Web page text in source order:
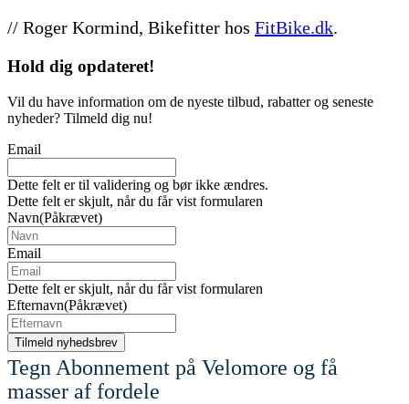
// Roger Kormind, Bikefitter hos FitBike.dk.
Hold dig opdateret!
Vil du have information om de nyeste tilbud, rabatter og seneste
nyheder? Tilmeld dig nu!
Email
Dette felt er til validering og bør ikke ændres.
Dette felt er skjult, når du får vist formularen
Navn(Påkrævet)
Email
Dette felt er skjult, når du får vist formularen
Efternavn(Påkrævet)
Tegn Abonnement på Velomore og få
masser af fordele